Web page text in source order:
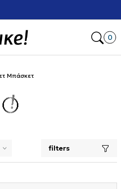
0
Μπάσκετ
filters and loads new
filters